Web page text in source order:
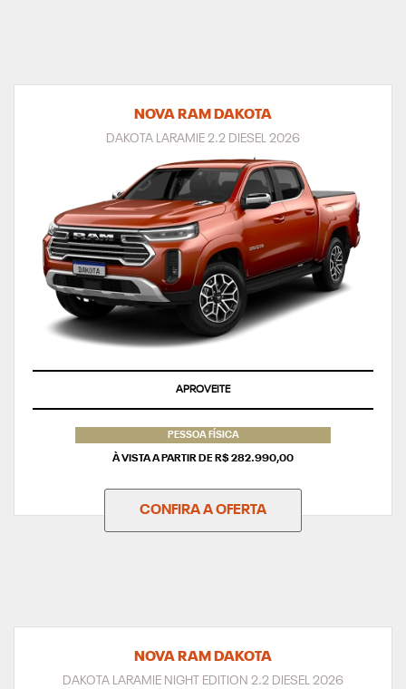
NOVA RAM DAKOTA
DAKOTA LARAMIE 2.2 DIESEL 2026
APROVEITE
PESSOA FÍSICA
À VISTA A PARTIR DE R$ 282.990,00
CONFIRA A OFERTA
NOVA RAM DAKOTA
DAKOTA LARAMIE NIGHT EDITION 2.2 DIESEL 2026